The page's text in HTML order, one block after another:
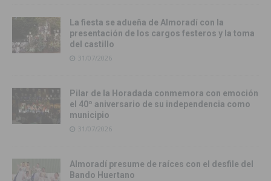
La fiesta se adueña de Almoradí con la
presentación de los cargos festeros y la toma
del castillo
31/07/2026
Pilar de la Horadada conmemora con emoción
el 40º aniversario de su independencia como
municipio
31/07/2026
Almoradí presume de raíces con el desfile del
Bando Huertano